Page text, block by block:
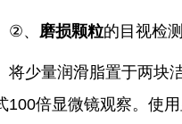
磨损颗粒的目视检测
量润滑脂置于两块洁
100倍显微镜观察。使